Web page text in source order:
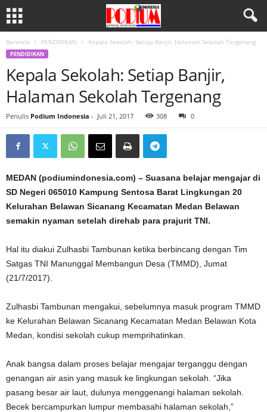
Beranda PENDIDIKAN Kepala Sekolah: Setiap Banjir, Halaman Sekolah Tergenang
PENDIDIKAN
Kepala Sekolah: Setiap Banjir,
Halaman Sekolah Tergenang
Penulis Podium Indonesia - Juli 21, 2017 308 0
MEDAN (podiumindonesia.com) – Suasana belajar mengajar di
SD Negeri 065010 Kampung Sentosa Barat Lingkungan 20
Kelurahan Belawan Sicanang Kecamatan Medan Belawan
semakin nyaman setelah direhab para prajurit TNI.
Hal itu diakui Zulhasbi Tambunan ketika berbincang dengan Tim
Satgas TNI Manunggal Membangun Desa (TMMD), Jumat
(21/7/2017).
Zulhasbi Tambunan mengakui, sebelumnya masuk program TMMD
ke Kelurahan Belawan Sicanang Kecamatan Medan Belawan Kota
Medan, kondisi sekolah cukup memprihatinkan.
Anak bangsa dalam proses belajar mengajar terganggu dengan
genangan air asin yang masuk ke lingkungan sekolah. “Jika
pasang besar air laut, dulunya menggenangi halaman sekolah.
Becek bercampurkan lumpur membasahi halaman sekolah,”